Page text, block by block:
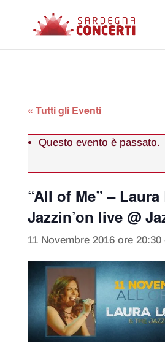
« Tutti gli Eventi
Questo evento è passato.
“All of Me” –
Jazzin’on live @
11 Novembre 2016 ore 20:30